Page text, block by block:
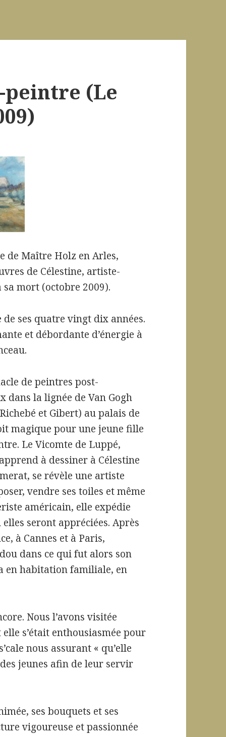
(Le
de Maître Holz en Arles,
de Célestine, artiste-
mort (octobre 2009).
de ses quatre vingt dix années.
et débordante d’énergie à
de peintres post-
dans la lignée de Van Gogh
et Gibert) au palais de
magique pour une jeune fille
Le Vicomte de Luppé,
à dessiner à Célestine
se révèle une artiste
vendre ses toiles et même
américain, elle expédie
seront appréciées. Après
à Cannes et à Paris,
dans ce qui fut alors son
en habitation familiale, en
Nous l’avons visitée
s’était enthousiasmée pour
nous assurant « qu’elle
jeunes afin de leur servir
ses bouquets et ses
vigoureuse et passionnée